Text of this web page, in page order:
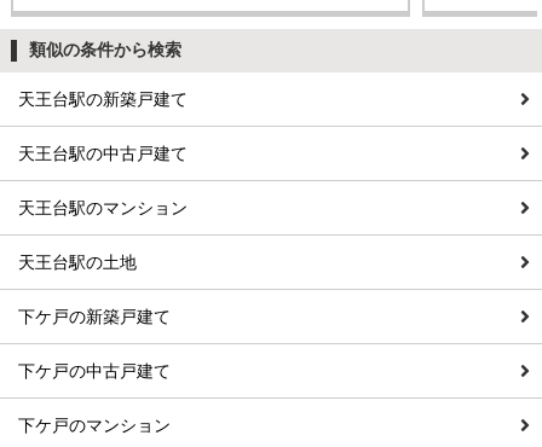
類似の条件から検索
天王台駅の新築戸建て
天王台駅の中古戸建て
天王台駅のマンション
天王台駅の土地
下ケ戸の新築戸建て
下ケ戸の中古戸建て
下ケ戸のマンション